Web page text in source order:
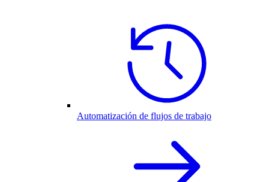
Automatización de flujos de trabajo